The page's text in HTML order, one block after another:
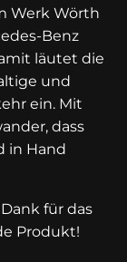
Werk Wörth
Benz
läutet die
und
ein. Mit
dass
in Hand
für das
Produkt!